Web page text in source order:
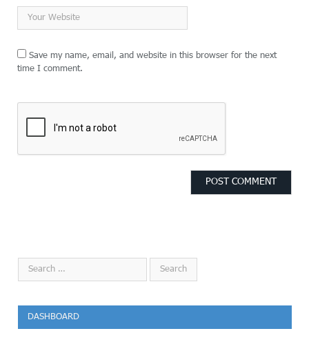
Save my name, email, and website in this browser for the next
time I comment.
DASHBOARD